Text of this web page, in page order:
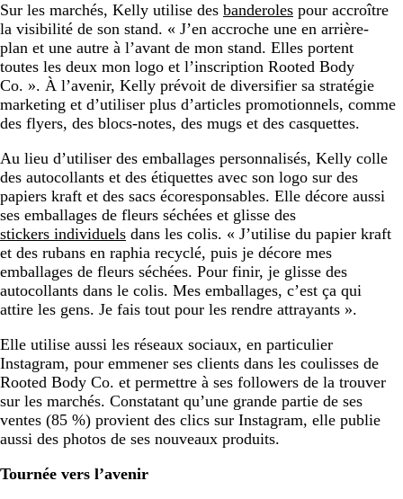
Sur les marchés, Kelly utilise des banderoles pour accroître
la visibilité de son stand. « J’en accroche une en arrière-
plan et une autre à l’avant de mon stand. Elles portent
toutes les deux mon logo et l’inscription Rooted Body
Co. ». À l’avenir, Kelly prévoit de diversifier sa stratégie
marketing et d’utiliser plus d’articles promotionnels, comme
des flyers, des blocs-notes, des mugs et des casquettes.
Au lieu d’utiliser des emballages personnalisés, Kelly colle
des autocollants et des étiquettes avec son logo sur des
papiers kraft et des sacs écoresponsables. Elle décore aussi
ses emballages de fleurs séchées et glisse des
stickers individuels dans les colis. « J’utilise du papier kraft
et des rubans en raphia recyclé, puis je décore mes
emballages de fleurs séchées. Pour finir, je glisse des
autocollants dans le colis. Mes emballages, c’est ça qui
attire les gens. Je fais tout pour les rendre attrayants ».
Elle utilise aussi les réseaux sociaux, en particulier
Instagram, pour emmener ses clients dans les coulisses de
Rooted Body Co. et permettre à ses followers de la trouver
sur les marchés. Constatant qu’une grande partie de ses
ventes (85 %) provient des clics sur Instagram, elle publie
aussi des photos de ses nouveaux produits.
Tournée vers l’avenir